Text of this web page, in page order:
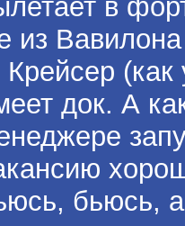
в
из
Крейсер
док. А
бьюсь,